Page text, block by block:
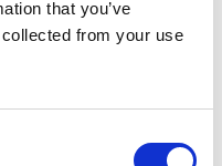
that you’ve
from your use